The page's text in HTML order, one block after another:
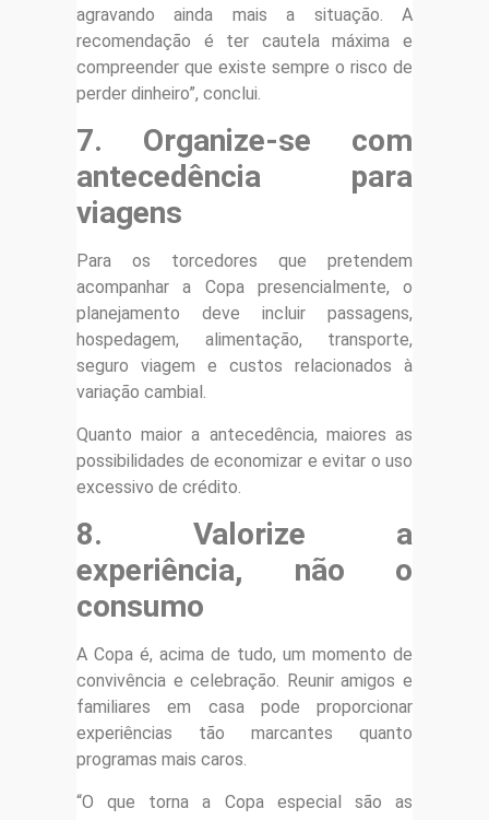
agravando ainda mais a situação. A
recomendação é ter cautela máxima e
compreender que existe sempre o risco de
perder dinheiro”, conclui.
7. Organize-se com
antecedência para
viagens
Para os torcedores que pretendem
acompanhar a Copa presencialmente, o
planejamento deve incluir passagens,
hospedagem, alimentação, transporte,
seguro viagem e custos relacionados à
variação cambial.
Quanto maior a antecedência, maiores as
possibilidades de economizar e evitar o uso
excessivo de crédito.
8. Valorize a
experiência, não o
consumo
A Copa é, acima de tudo, um momento de
convivência e celebração. Reunir amigos e
familiares em casa pode proporcionar
experiências tão marcantes quanto
programas mais caros.
“O que torna a Copa especial são as